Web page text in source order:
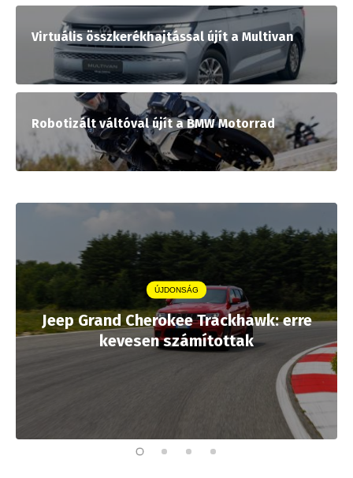
Virtuális összkerékhajtással újít a Multivan
Robotizált váltóval újít a BMW Motorrad
ÚJDONSÁG
Jeep Grand Cherokee Trackhawk: erre
kevesen számítottak